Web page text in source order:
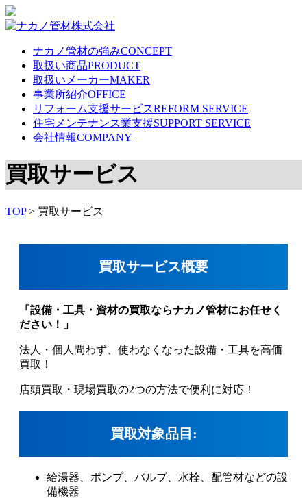
ナカノ管材の強みCONCEPT
取扱い商品PRODUCT
取扱いメーカーMAKER
事業所紹介OFFICE
リフォーム支援サービスREFORM SERVICE
住宅メンテナンス業支援SUPPORT SERVICE
会社情報COMPANY
買取サービス
TOP> 買取サービス
買取サービス概要
「設備・工具・資材の買取ならナカノ管材にお任せく
ださい！」
法人・個人問わず、使わなくなった設備・工具を高価
買取！
店頭買取・現場買取の2つの方法で便利に対応！
買取対象品目:
給湯器、ポンプ、バルブ、水栓、配管材などの設
備機器